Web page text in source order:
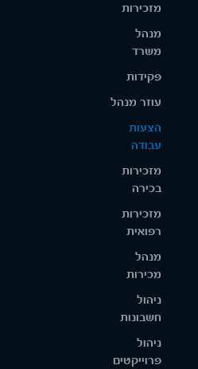
מזכירות
מנהל
משרד
פקידות
עוזר מנהל
הצעות
עבודה
מזכירות
בכירה
מזכירות
רפואית
מנהל
מכירות
ניהול
חשבונות
ניהול
פרוייקטים